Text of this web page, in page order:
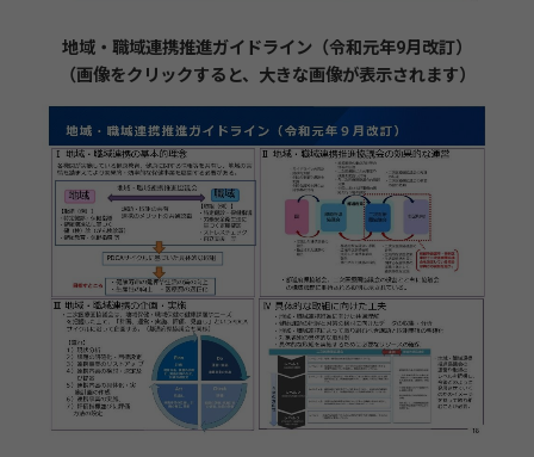
地域・職域連携推進ガイドライン（令和元年9月改訂）
（画像をクリックすると、大きな画像が表示されます）